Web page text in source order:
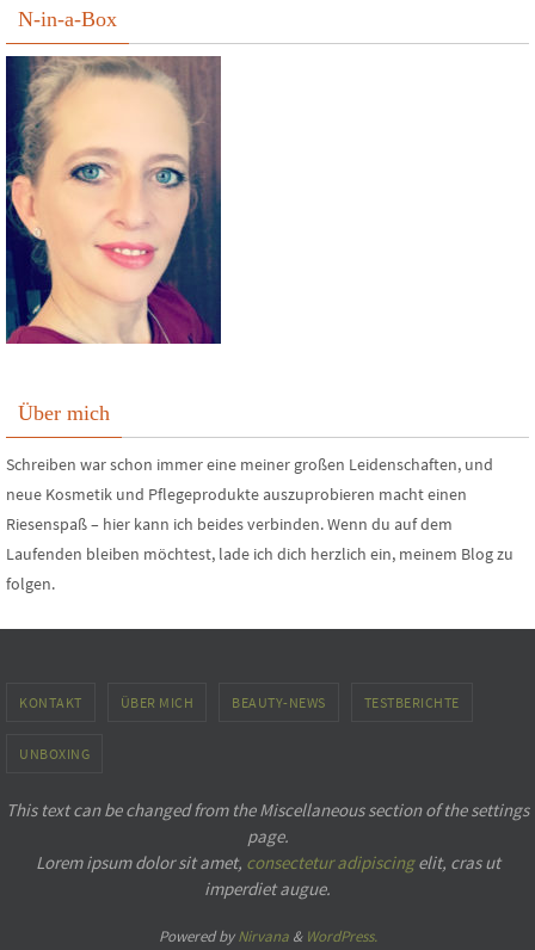
N-in-a-Box
Über mich
Schreiben war schon immer eine meiner großen Leidenschaften, und
neue Kosmetik und Pflegeprodukte auszuprobieren macht einen
Riesenspaß – hier kann ich beides verbinden. Wenn du auf dem
Laufenden bleiben möchtest, lade ich dich herzlich ein, meinem Blog zu
folgen.
KONTAKT ÜBER MICH BEAUTY-NEWS TESTBERICHTE
UNBOXING
This text can be changed from the Miscellaneous section of the settings
page.
Lorem ipsumdolor sit amet, consectetur adipiscingelit, cras ut
imperdiet augue.
Powered byNirvana& WordPress.